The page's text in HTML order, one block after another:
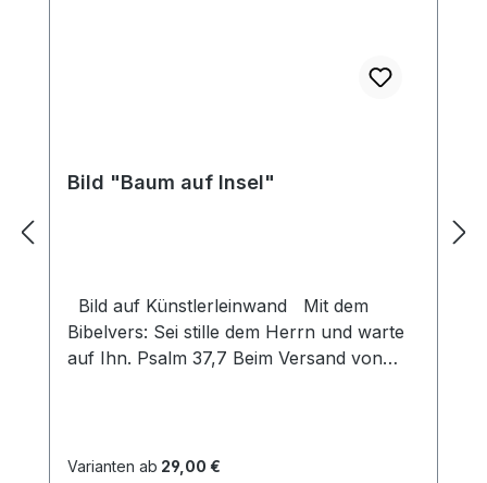
Bild "Baum auf Insel"
Bild auf Künstlerleinwand Mit dem
Bibelvers: Sei stille dem Herrn und warte
auf Ihn. Psalm 37,7 Beim Versand von
Sperrgut in Höhe von 28,99€ berechnet.
Varianten ab 29,00 €